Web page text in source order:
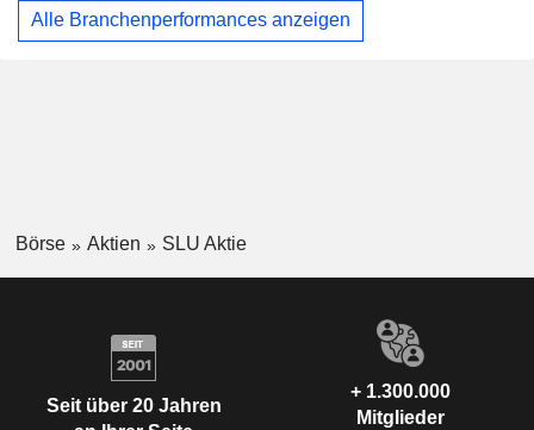
Alle Branchenperformances anzeigen
Börse Aktien SLU Aktie
Seit über 20 Jahren
+ 1.300.000
Mitglieder